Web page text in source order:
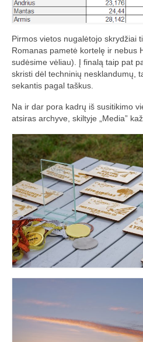
2016 Pirmos lenktynės
Taisyklės
Trasos schema
Media
Rezultatai
2016 Antros lenktynės
Taisyklės
Trasos schema
Media
Rezultatai
2016 trečios lenktynės
2016-3 lenktynės/
2016 trečių lenktynių
Minikopterių
Pirmos vietos nugalėtojo skrydžiai
Romanas pametė kortelę ir nebus
sudėsime vėliau). Į finalą taip pat
skristi dėl techninių nesklandumų,
sekantis pagal taškus.
Na ir dar pora kadrų iš susitikimo
atsiras archyve, skiltyje „Media”